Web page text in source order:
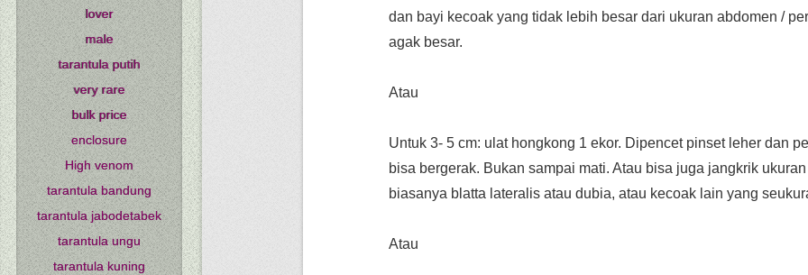
dan bayi kecoak yang tidak lebih besar dari ukuran abdomen /
agak besar.
Atau
Untuk 3- 5 cm: ulat hongkong 1 ekor. Dipencet pinset leher dan
bisa bergerak. Bukan sampai mati. Atau bisa juga jangkrik
biasanya blatta lateralis atau dubia, atau kecoak lain yang
Atau
lover
male
tarantula putih
very rare
bulk price
enclosure
High venom
tarantula bandung
tarantula jabodetabek
tarantula ungu
tarantula kuning